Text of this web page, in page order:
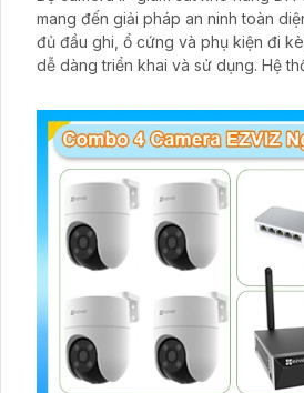
BỘ CAMERA DAHUA KHO HÀNG
8,999,000 ₫
Bộ camera IP giám sát kho hàng DH-
mang đến giải pháp an ninh toàn
đủ đầu ghi, ổ cứng và phụ kiện đi
dễ dàng triển khai và sử dụng. Hệ thống hỗ trợ quan sát